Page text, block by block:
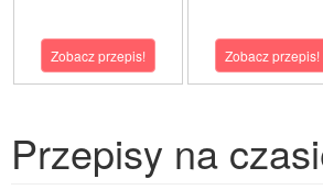
Zobacz przepis! Zobacz przepis!
Przepisy na